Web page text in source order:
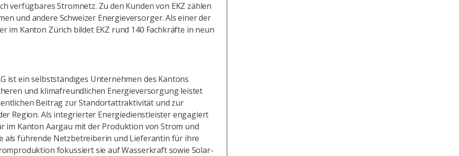
verfügbares Stromnetz. Zu den Kunden von EKZ zählen
und andere Schweizer Energieversorger. Als einer der
im Kanton Zürich bildet EKZ rund 140 Fachkräfte in neun
ist ein selbstständiges Unternehmen des Kantons
und klimafreundlichen Energieversorgung leistet
Beitrag zur Standortattraktivität und zur
Region. Als integrierter Energiedienstleister engagiert
im Kanton Aargau mit der Produktion von Strom und
als führende Netzbetreiberin und Lieferantin für ihre
fokussiert sie auf Wasserkraft sowie Solar-